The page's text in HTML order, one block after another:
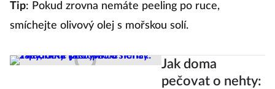
Tip: Pokud zrovna nemáte peeling po ruce,
smíchejte olivový olej s mořskou solí.
Jak doma
pečovat o nehty: